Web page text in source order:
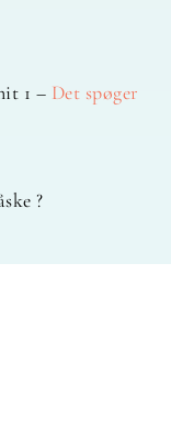
1 – Det spøger
?